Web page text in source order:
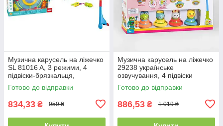
Музична карусель на ліжечко
SL 81016 A, 3 режими, 4
підвіски-брязкальця,
проєктор, колискова мелодія
Готово до відправки
834,33 ₴ 959 ₴
Музична карусель на ліжечко
29238 українське
озвучування, 4 підвіски
брязкальця, обертання,
мелодії, мобіль
Готово до відправки
886,53 ₴ 1 019 ₴